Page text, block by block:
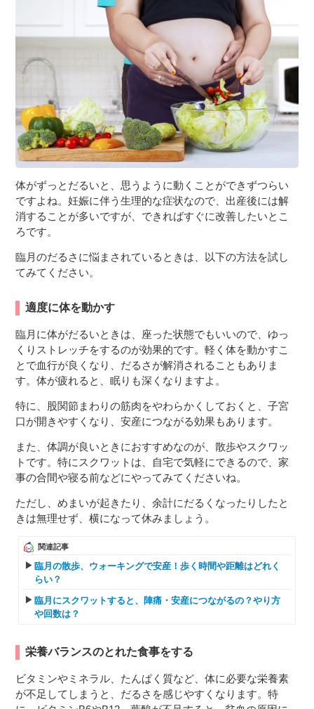
体がずっとだるいと、思うように動くことができずつらい
ですよね。妊娠に伴う生理的な症状なので、出産後には解
消することが多いですが、できればすぐに改善したいとこ
ろです。
臨月のだるさに悩まされているときは、以下の方法を試し
てみてください。
適度に体を動かす
臨月に体がだるいときは、座った状態でもいいので、ゆっ
くりストレッチをするのが効果的です。軽く体を動かすこ
とで血行が良くなり、だるさが解消されることもありま
す。体が疲れると、眠りも深くなりますよ。
特に、股関節まわりの筋肉をやわらかくしておくと、子宮
口が開きやすくなり、安産につながる効果もあります。
また、体調が良いときにおすすめなのが、散歩やスクワッ
トです。特にスクワットは、自宅で気軽にできるので、家
事の合間や寝る前などにやってみてくださいね。
ただし、めまいが起きたり、余計にだるくなったりしたと
きは無理せず、横になって休みましょう。
関連記事
臨月の散歩、ウォーキングで安産！歩く時間や距離はどれく
らい？
臨月にスクワットすると、陣痛・安産につながるの？やり方
や回数は？
栄養バランスのとれた食事をする
ビタミンやミネラル、たんぱく質など、体に必要な栄養素
が不足してしまうと、だるさを感じやすくなります。特